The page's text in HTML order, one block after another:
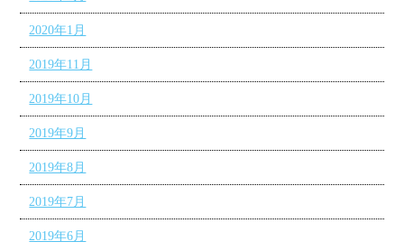
2020年1月
2019年11月
2019年10月
2019年9月
2019年8月
2019年7月
2019年6月